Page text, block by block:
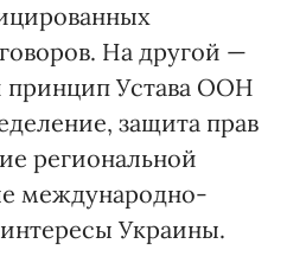
На другой —
Устава ООН
защита прав
региональной
международно-
Украины.